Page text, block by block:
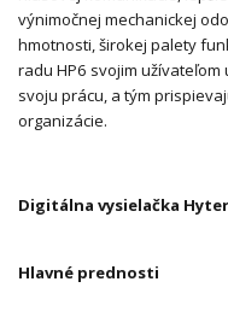
výnimočnej mechanickej
hmotnosti, širokej palety
radu HP6 svojim
svoju prácu, a tým
organizácie.
Digitálna vysielačka
Hlavné prednosti